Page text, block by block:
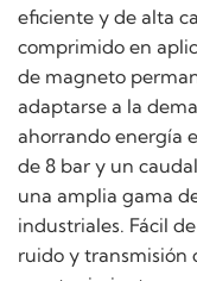
eficiente y de alta
comprimido en
de magneto
adaptarse a la
ahorrando energía
de 8 bar y un
una amplia gama
industriales. Fácil
ruido y transmisión